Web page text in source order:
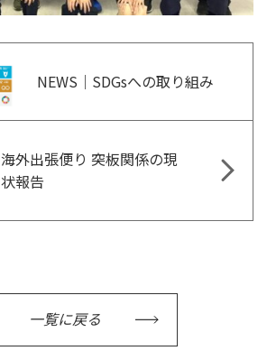
NEWS｜SDGsへの取り組み
海外出張便り 突板関係の現
状報告
一覧に戻る